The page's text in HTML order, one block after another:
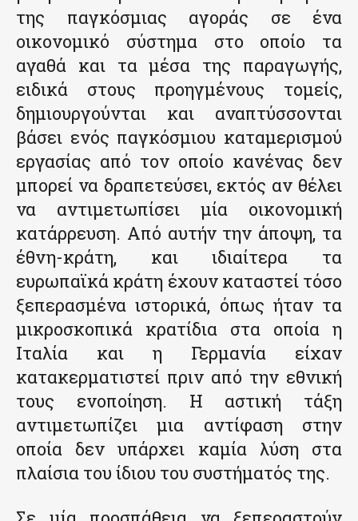
της παγκόσμιας αγοράς σε ένα
οικονομικό σύστημα στο οποίο τα
αγαθά και τα μέσα της παραγωγής,
ειδικά στους προηγμένους τομείς,
δημιουργούνται και αναπτύσσονται
βάσει ενός παγκόσμιου καταμερισμού
εργασίας από τον οποίο κανένας δεν
μπορεί να δραπετεύσει, εκτός αν θέλει
να αντιμετωπίσει μία οικονομική
κατάρρευση. Από αυτήν την άποψη, τα
έθνη-κράτη, και ιδιαίτερα τα
ευρωπαϊκά κράτη έχουν καταστεί τόσο
ξεπερασμένα ιστορικά, όπως ήταν τα
μικροσκοπικά κρατίδια στα οποία η
Ιταλία και η Γερμανία είχαν
κατακερματιστεί πριν από την εθνική
τους ενοποίηση. Η αστική τάξη
αντιμετωπίζει μια αντίφαση στην
οποία δεν υπάρχει καμία λύση στα
πλαίσια του ίδιου του συστήματός της.